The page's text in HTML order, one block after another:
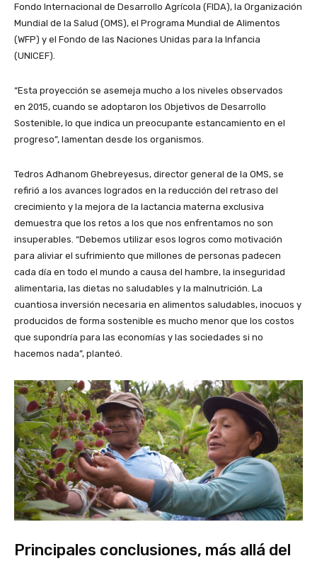
Fondo Internacional de Desarrollo Agrícola (FIDA), la Organización
Mundial de la Salud (OMS), el Programa Mundial de Alimentos
(WFP) y el Fondo de las Naciones Unidas para la Infancia
(UNICEF).
“Esta proyección se asemeja mucho a los niveles observados
en 2015, cuando se adoptaron los Objetivos de Desarrollo
Sostenible, lo que indica un preocupante estancamiento en el
progreso”, lamentan desde los organismos.
Tedros Adhanom Ghebreyesus, director general de la OMS, se
refirió a los avances logrados en la reducción del retraso del
crecimiento y la mejora de la lactancia materna exclusiva
demuestra que los retos a los que nos enfrentamos no son
insuperables. “Debemos utilizar esos logros como motivación
para aliviar el sufrimiento que millones de personas padecen
cada día en todo el mundo a causa del hambre, la inseguridad
alimentaria, las dietas no saludables y la malnutrición. La
cuantiosa inversión necesaria en alimentos saludables, inocuos y
producidos de forma sostenible es mucho menor que los costos
que supondría para las economías y las sociedades si no
hacemos nada”, planteó.
Principales conclusiones, más allá del